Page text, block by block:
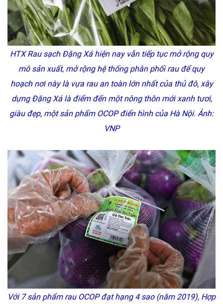
HTX Rau sạch Đặng Xá hiện nay vẫn tiếp tục mở rộng quy
mô sản xuất, mở rộng hệ thống phân phối rau để quy
hoạch nơi này là vựa rau an toàn lớn nhất của thủ đô, xây
dựng Đặng Xá là điểm đến một nông thôn mới xanh tươi,
giàu đẹp, một sản phẩm OCOP điển hình của Hà Nội. Ảnh:
VNP
Với 7 sản phẩm rau OCOP đạt hạng 4 sao (năm 2019), Hợp